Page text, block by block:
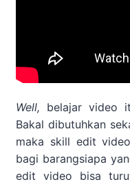
Well, belajar video
Bakal dibutuhkan
maka skill edit
bagi barangsiapa
edit video bisa